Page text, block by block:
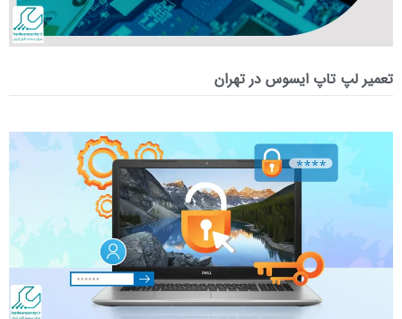
تعمیر لپ‌ تاپ ایسوس در تهران